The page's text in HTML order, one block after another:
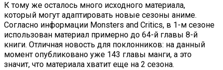
К тому же осталось много исходного материала,
который могут адаптировать новые сезоны аниме.
Согласно информации Monsters and Critics, в 1-м сезоне
использован материал примерно до 64-й главы 8-й
книги. Отличная новость для поклонников: на данный
момент опубликовано уже 143 главы манги, а это
значит, что материала хватит еще на 2 сезона.